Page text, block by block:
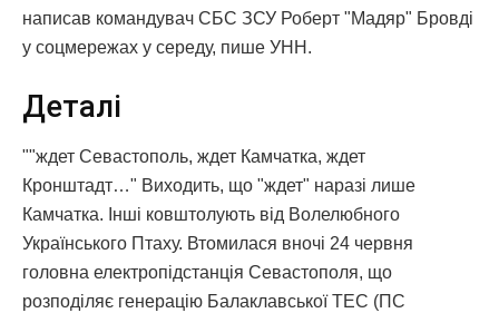
написав командувач СБС ЗСУ Роберт "Мадяр" Бровді
у соцмережах у середу, пише УНН.
Деталі
""ждет Севастополь, ждет Камчатка, ждет
Кронштадт…" Виходить, що "ждет" наразі лише
Камчатка. Інші ковштолують від Волелюбного
Українського Птаху. Втомилася вночі 24 червня
головна електропідстанція Севастополя, що
розподіляє генерацію Балаклавської ТЕС (ПС